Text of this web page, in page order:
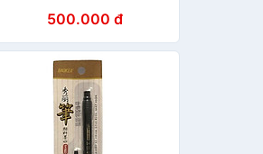
500.000 đ